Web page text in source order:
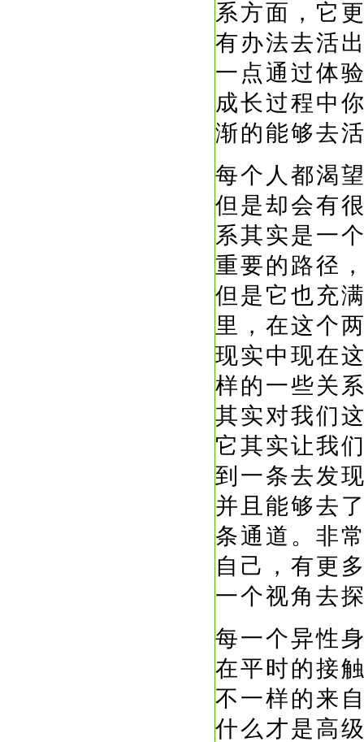
系方面，它
有办法去活
一点通过体
成长过程中
渐的能够去
每个人都渴
但是却会有
系其实是一
重要的路径
但是它也充
里，在这个
现实中现在
样的一些关
其实对我们
它其实让我
到一条去发
并且能够去
条通道。非
自己，有更
一个视角去
每一个异性
在平时的接
不一样的来
什么才是高